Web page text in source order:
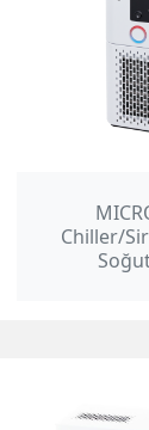
Chiller/